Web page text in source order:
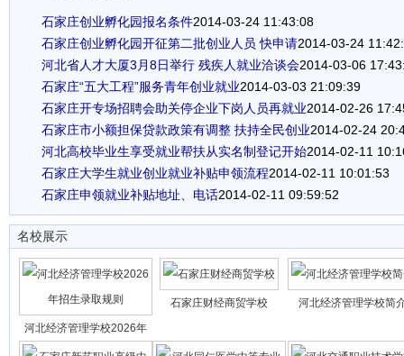
石家庄创业孵化园报名条件2014-03-24 11:43:08
石家庄创业孵化园开征第二批创业人员 快申请2014-03-24
河北省人才大厦3月8日举行 残疾人就业洽谈会2014-03-06
石家庄“五大工程”服务青年创业就业2014-03-03 21:09:39
石家庄开专场招聘会助关停企业下岗人员再就业2014-02-26
石家庄市小额担保贷款政策有调整 扶持全民创业2014-02-24
河北高校毕业生享受就业帮扶从实名制登记开始2014-02-11
石家庄大学生就业创业就业补贴申领流程2014-02-11 10:01:53
石家庄申领就业补贴地址、电话2014-02-11 09:59:52
名校展示
河北经济管理学校2026年
石家庄财经商贸学校 河北经济管理学校简